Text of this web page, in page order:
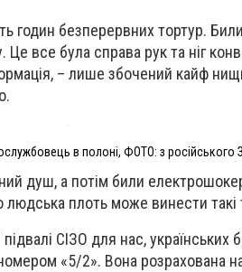
годин безперервних тортур.
все була справа рук та ніг
– лише збочений кайф
в полоні, ФОТО: з російського
душ, а потім били
плоть може винести такі
СІЗО для нас, українських
«5/2». Вона розрахована